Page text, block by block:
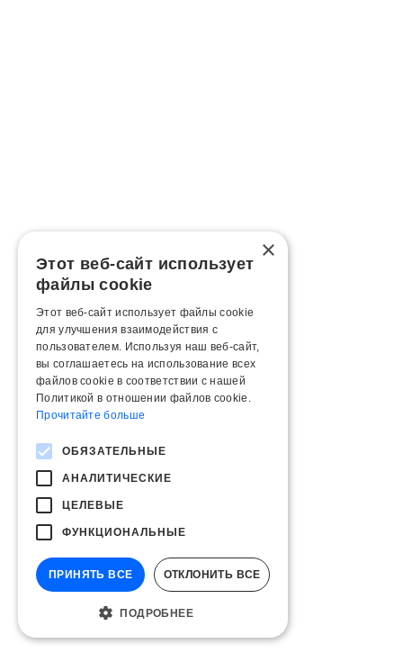
×
Этот веб-сайт использует
файлы cookie
Этот веб-сайт использует файлы cookie
для улучшения взаимодействия с
пользователем. Используя наш веб-сайт,
вы соглашаетесь на использование всех
файлов cookie в соответствии с нашей
Политикой в ​​отношении файлов cookie.
Прочитайте больше
ОБЯЗАТЕЛЬНЫЕ
АНАЛИТИЧЕСКИЕ
ЦЕЛЕВЫЕ
ФУНКЦИОНАЛЬНЫЕ
ПРИНЯТЬ ВСЕ ОТКЛОНИТЬ ВСЕ
ПОДРОБНЕЕ